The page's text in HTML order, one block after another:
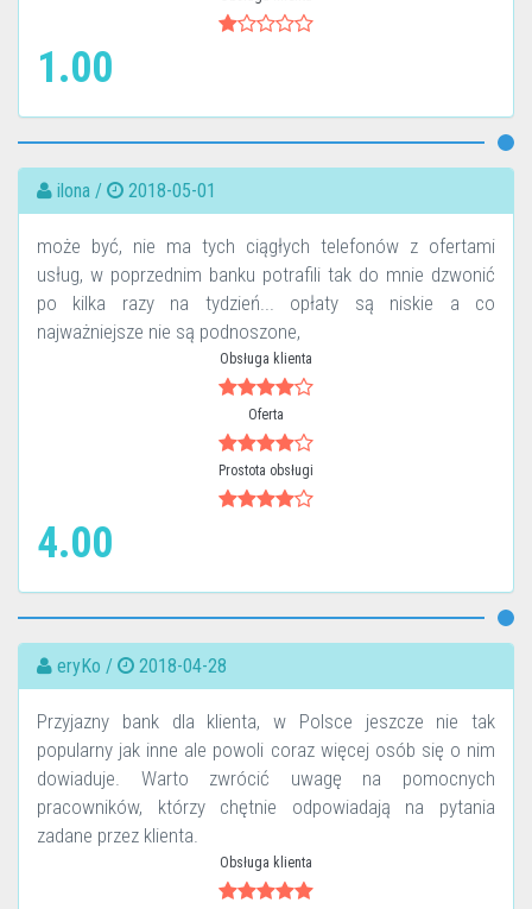
1.00
ilona / 2018-05-01
może być, nie ma tych ciągłych telefonów z ofertami
usług, w poprzednim banku potrafili tak do mnie dzwonić
po kilka razy na tydzień... opłaty są niskie a co
najważniejsze nie są podnoszone,
Obsługa klienta
Oferta
Prostota obsługi
4.00
eryKo / 2018-04-28
Przyjazny bank dla klienta, w Polsce jeszcze nie tak
popularny jak inne ale powoli coraz więcej osób się o nim
dowiaduje. Warto zwrócić uwagę na pomocnych
pracowników, którzy chętnie odpowiadają na pytania
zadane przez klienta.
Obsługa klienta